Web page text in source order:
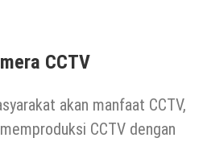
CCTV
akan manfaat CCTV,
CCTV dengan